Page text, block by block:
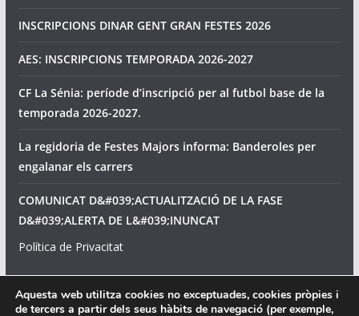
INSCRIPCIONS DINAR GENT GRAN FESTES 2026
AES: INSCRIPCIONS TEMPORADA 2026-2027
CF La Sénia: període d’inscripció per al futbol base de la
temporada 2026-2027.
La regidoria de Festes Majors informa: Banderoles per
engalanar els carrers
COMUNICAT D&#039;ACTUALITZACIÓ DE LA FASE
D&#039;ALERTA DE L&#039;INUNCAT
Política de Privacitat
Avís legal
Política de cookies
Aquesta web utilitza cookies no exceptuades, cookies pròpies i
de tercers a partir dels seus hàbits de navegació (per exemple,